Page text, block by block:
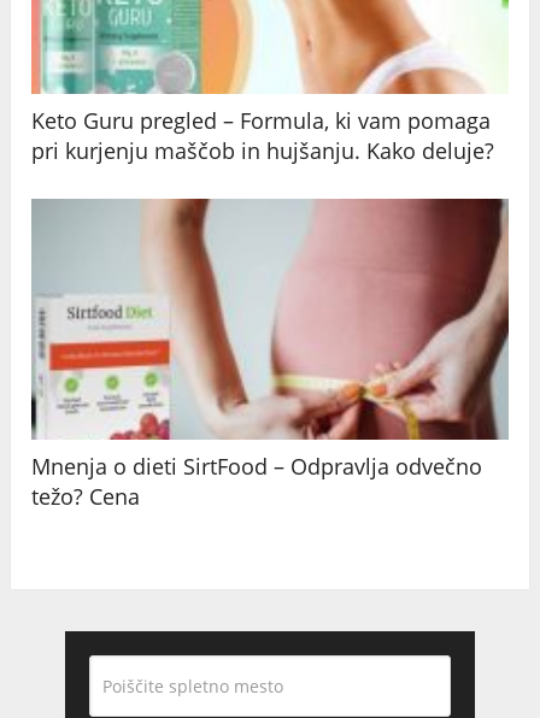
Keto Guru pregled – Formula, ki vam pomaga
pri kurjenju maščob in hujšanju. Kako deluje?
Mnenja o dieti SirtFood – Odpravlja odvečno
težo? Cena